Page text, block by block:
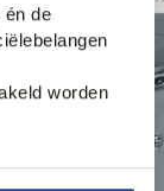
én de
worden